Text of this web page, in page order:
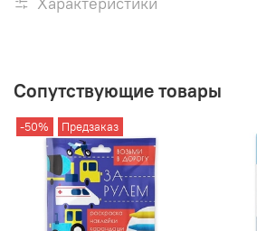
Характеристики
Сопутствующие товары
-50% Предзаказ